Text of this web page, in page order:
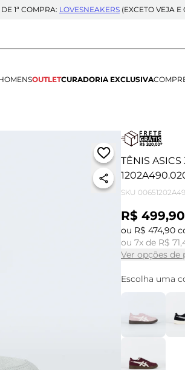
1ª COMPRA: LOVESNEAKERS (EXCETO VEJA E
OUTLETCURADORIA EXCLUSIVA
TÊNIS
SKU
R$ 499,90
ou R$ 474,90
ou 7x de R$
Ver opções de
Escolha uma